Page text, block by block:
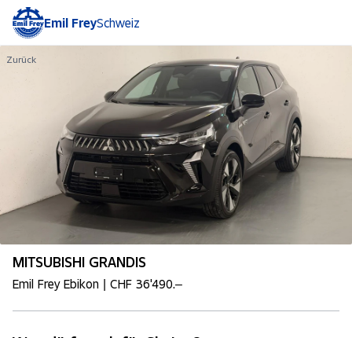
Emil FreySchweiz
Zurück
MITSUBISHI GRANDIS
Emil Frey Ebikon | CHF 36'490.–